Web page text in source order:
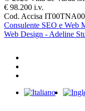
€ 98.200 i.v.
Cod. Accisa
Consulente SEO e Web
Web Design - Adeline
Close